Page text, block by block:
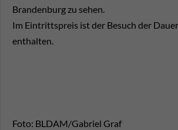
Brandenburg zu sehen.
Im Eintrittspreis ist der Besuch der
enthalten.
Foto: BLDAM/Gabriel Graf